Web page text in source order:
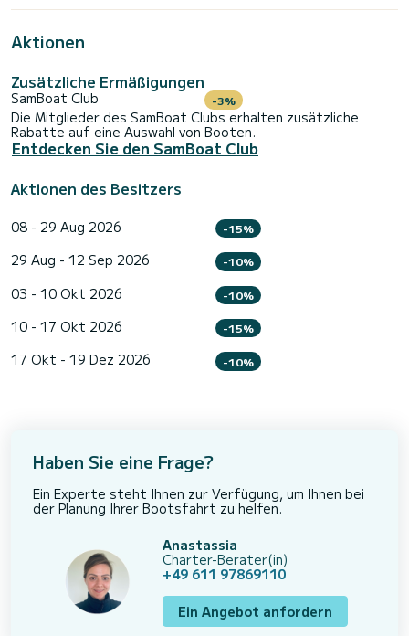
Aktionen
Zusätzliche Ermäßigungen
SamBoat Club -3%
Die Mitglieder des SamBoat Clubs erhalten zusätzliche
Rabatte auf eine Auswahl von Booten.
Entdecken Sie den SamBoat Club
Aktionen des Besitzers
08 - 29 Aug 2026 -15%
29 Aug - 12 Sep 2026 -10%
03 - 10 Okt 2026 -10%
10 - 17 Okt 2026 -15%
17 Okt - 19 Dez 2026 -10%
Haben Sie eine Frage?
Ein Experte steht Ihnen zur Verfügung, um Ihnen bei
der Planung Ihrer Bootsfahrt zu helfen.
Anastassia
Charter-Berater(in)
+49 611 97869110
Ein Angebot anfordern